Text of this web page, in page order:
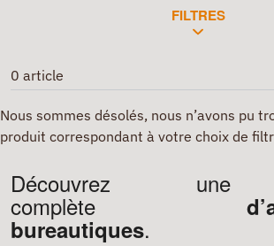
FILTRES
0 article
Nous sommes désolés, nous n’avons pu
produit correspondant à votre choix de
Découvrez une
complète
bureautiques.